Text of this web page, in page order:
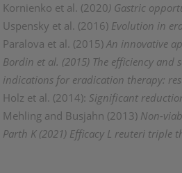
Kornienko et al. (2020) Gastric
Uspensky et al. (2016) Evolution in
Paralova et al. (2015) An innovative
Bordin et al. (2015) The efficiency
indications for eradication therapy:
Holz et al. (2014): Significant
Mehling and Busjahn (2013) Non-
Parth K (2021) Efficacy L reuteri triple